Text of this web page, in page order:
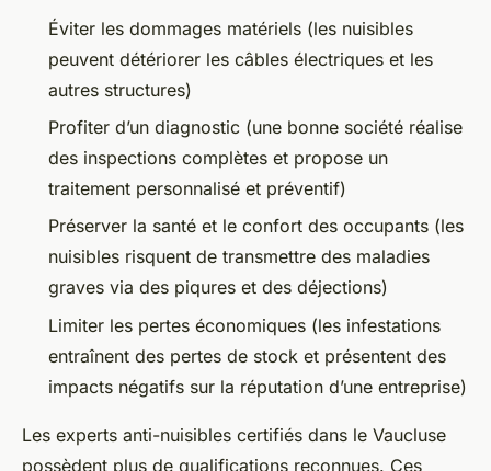
Éviter les dommages matériels (les nuisibles
peuvent détériorer les câbles électriques et les
autres structures)
Profiter d’un diagnostic (une bonne société réalise
des inspections complètes et propose un
traitement personnalisé et préventif)
Préserver la santé et le confort des occupants (les
nuisibles risquent de transmettre des maladies
graves via des piqures et des déjections)
Limiter les pertes économiques (les infestations
entraînent des pertes de stock et présentent des
impacts négatifs sur la réputation d’une entreprise)
Les experts anti-nuisibles certifiés dans le Vaucluse
possèdent plus de qualifications reconnues. Ces